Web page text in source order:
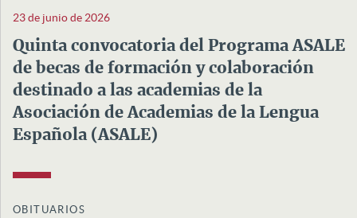
23 de junio de 2026
Quinta convocatoria del Programa ASALE
de becas de formación y colaboración
destinado a las academias de la
Asociación de Academias de la Lengua
Española (ASALE)
OBITUARIOS